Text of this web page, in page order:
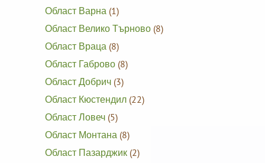
Област Варна (1)
Област Велико Търново (8)
Област Враца (8)
Област Габрово (8)
Област Добрич (3)
Област Кюстендил (22)
Област Ловеч (5)
Област Монтана (8)
Област Пазарджик (2)